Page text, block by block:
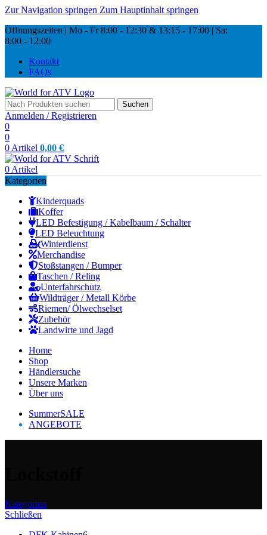
Zur Navigation springen Zum Hauptinhalt springen
Öffnungszeiten | Mo - Fr8:00 - 12:30 & 13:15 - 17:00 | Sa:
8:00 - 12:00
Kontakt
FAQs
Suchen
Anmelden / Registrieren
0
0
0 Artikel 0,00 €
0 Artikel
Kategorien
Kinderquads
Koffer
LED Befestigung / Kabelbaum / Schalter
LED Beleuchtung
Winterdienst
Merchandise
Stoßstangen / Bumper
Taschen / Reling
Unterfahrschutz
Wildträger / Metall Körbe
Riemen/ Ölwechselset
Zubehör
Landwirte und Jagd
Home
Shop
Händlersuche
Unsere Marken
Über uns
SummerSALE
ANGEBOTE
Kategorien
Schließen